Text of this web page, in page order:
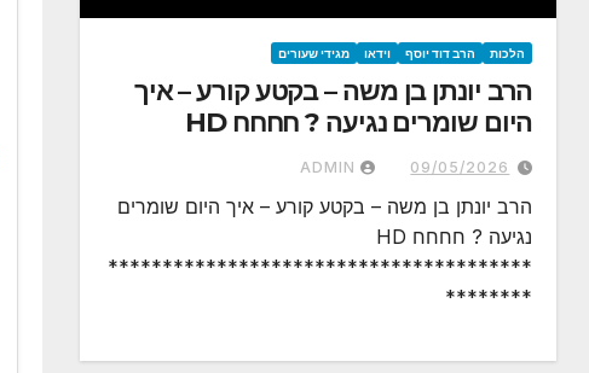
הלכות הרב דוד יוסף וידאו מגידי שעורים
הרב יונתן בן משה – בקטע קורע – איך
היום שומרים נגיעה ? חחחח HD
09/05/2026
ADMIN
הרב יונתן בן משה – בקטע קורע – איך היום שומרים
נגיעה ? חחחח HD
***************************************
********